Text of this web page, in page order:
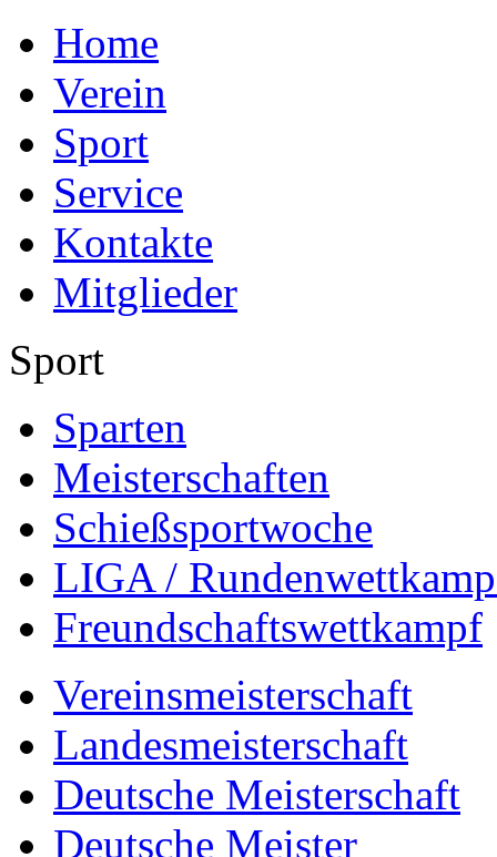
Home
Verein
Sport
Service
Kontakte
Mitglieder
Sport
Sparten
Meisterschaften
Schießsportwoche
LIGA /
Freundschaftswettkampf
Vereinsmeisterschaft
Landesmeisterschaft
Deutsche Meisterschaft
Deutsche Meister